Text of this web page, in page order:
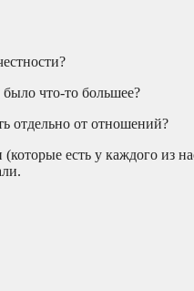
что-то большее?
отдельно от отношений?
есть у каждого из